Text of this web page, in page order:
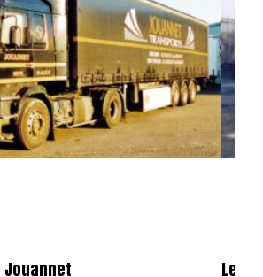
Les